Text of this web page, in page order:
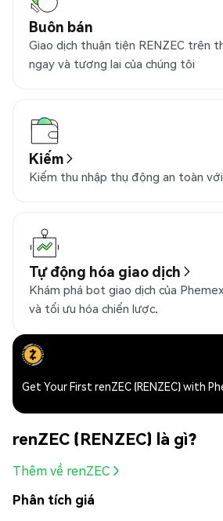
Buôn bán
Giao dịch thuận tiện RENZEC trên
ngay và tương lai của chúng tôi
Kiếm
Kiếm thu nhập thụ động an toàn
Tự động hóa giao dịch
Khám phá bot giao dịch của
và tối ưu hóa chiến lược.
Get Your First renZEC (RENZEC) with
renZEC (RENZEC) là gì?
Thêm về renZEC
Phân tích giá